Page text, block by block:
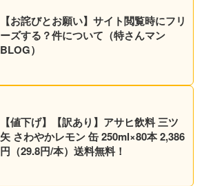
【お詫びとお願い】サイト閲覧時にフリ
ーズする？件について（特さんマン
BLOG）
【値下げ】【訳あり】アサヒ飲料 三ツ
矢 さわやかレモン 缶 250ml×80本 2,386
円（29.8円/本）送料無料！